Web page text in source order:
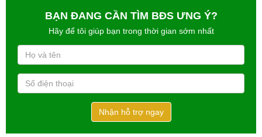
BẠN ĐANG CẦN TÌM BĐS ƯNG Ý?
Hãy để tôi giúp bạn trong thời gian sớm nhất
Nhận hỗ trợ ngay